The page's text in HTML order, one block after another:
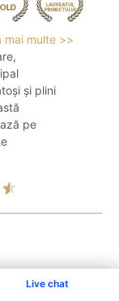
Live chat
mai multe >>
și plini
pe